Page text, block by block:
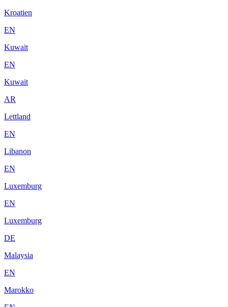
Kroatien
EN
Kuwait
EN
Kuwait
AR
Lettland
EN
Libanon
EN
Luxemburg
EN
Luxemburg
DE
Malaysia
EN
Marokko